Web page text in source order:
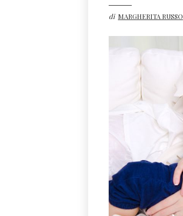
di MARGHERITA RUSSO